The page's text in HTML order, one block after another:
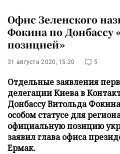
Офис Зеленского
Фокина по Донбассу
позицией»
31 августа 2020, 15:20 5
Отдельные заявления
делегации Киева в
Донбассу Витольда
особом статусе для
официальную позицию
заявил глава офиса
Ермак.